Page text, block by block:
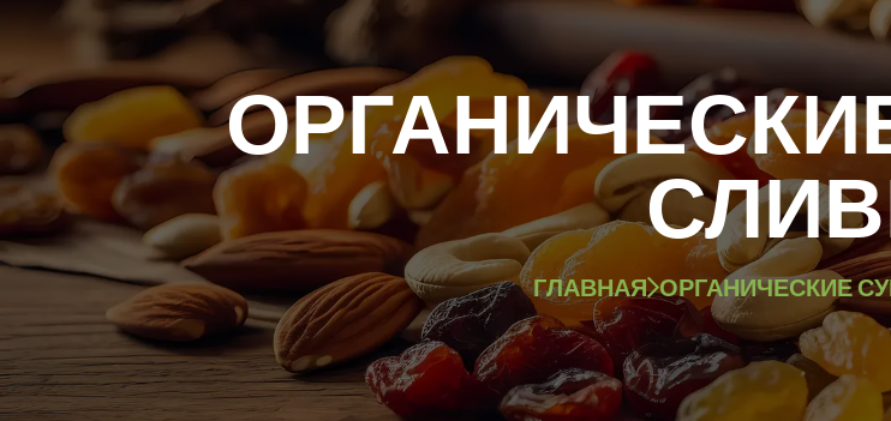
ГЛАВНАЯ ОРГАНИЧЕСКИЕ